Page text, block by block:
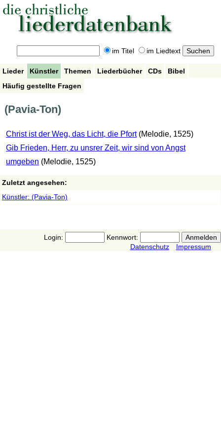
im Titel im Liedtext
Lieder Künstler Themen Liederbücher CDs
Bibel
Häufig gestellte Fragen
(Pavia-Ton)
Christ ist der Weg, das Licht, die Pfort (Melodie, 1525)
Gib Frieden, Herr, zu unsrer Zeit, wir sind von Angst
umgeben (Melodie, 1525)
Zuletzt angesehen:
Künstler: (Pavia-Ton)
Login:
Kennwort:
Datenschutz
Impressum